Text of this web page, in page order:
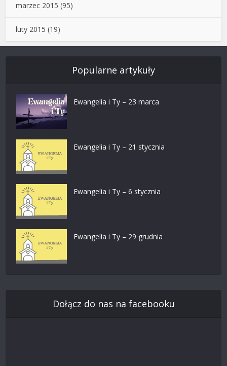
marzec 2015 (95)
luty 2015 (19)
Popularne artykuły
Ewangelia i Ty – 23 marca
Ewangelia i Ty – 21 stycznia
Ewangelia i Ty – 6 stycznia
Ewangelia i Ty – 29 grudnia
Dołącz do nas na facebooku